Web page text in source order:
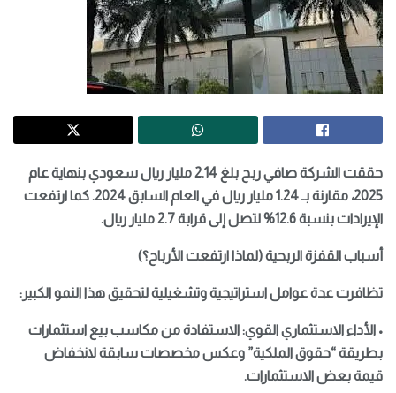
حققت الشركة صافي ربح بلغ 2.14 مليار ريال سعودي بنهاية عام
2025، مقارنة بـ 1.24 مليار ريال في العام السابق 2024. كما ارتفعت
الإيرادات بنسبة 12.6% لتصل إلى قرابة 2.7 مليار ريال.
أسباب القفزة الربحية (لماذا ارتفعت الأرباح؟)
تظافرت عدة عوامل استراتيجية وتشغيلية لتحقيق هذا النمو الكبير:
• الأداء الاستثماري القوي: الاستفادة من مكاسب بيع استثمارات
بطريقة “حقوق الملكية” وعكس مخصصات سابقة لانخفاض
قيمة بعض الاستثمارات.